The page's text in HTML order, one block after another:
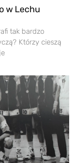
w Lechu
tak bardzo
Którzy cieszą